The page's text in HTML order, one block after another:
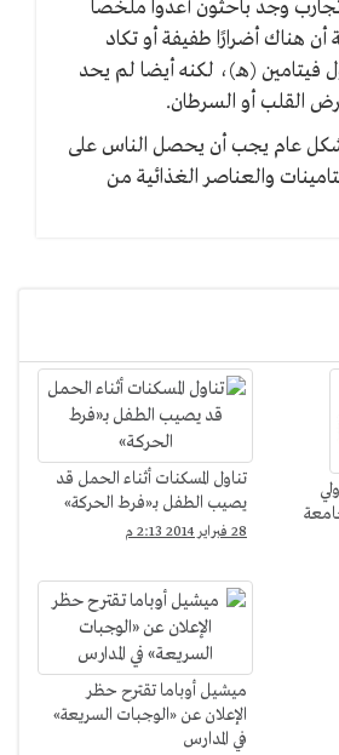
وجد باحثون أعدوا ملخصا
أن هناك أضرارًا طفيفة أو تكاد
فيتامين (هـ)، لكنه أيضا لم يحد
القلب أو السرطان.
عام يجب أن يحصل الناس على
والعناصر الغذائية من
تناول المسكنات أثناء الحمل قد
يصيب الطفل بـ«فرط الحركة»
28 فبراير 2014 2:13 م
ميشيل أوباما تقترح حظر
الإعلان عن «الوجبات السريعة»
في المدارس